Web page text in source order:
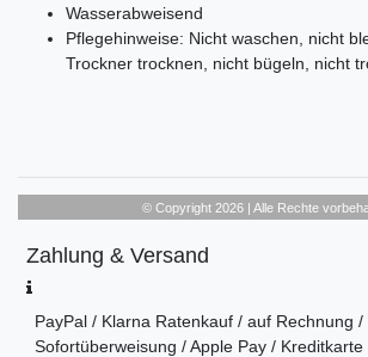
Wasserabweisend
Pflegehinweise: Nicht waschen, nicht
Trockner trocknen, nicht bügeln, nicht
© Copyright 2026 | Alle Rechte
Zahlung & Versand
PayPal / Klarna Ratenkauf / auf Rechnung /
Sofortüberweisung / Apple Pay / Kreditkarte